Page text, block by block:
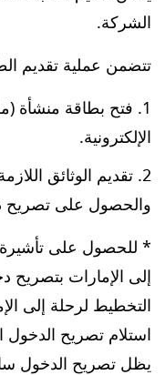
الشركة.
تتضمن عملية تقديم
فتح بطاقة منشأة
الإلكترونية.
تقديم الوثائق
والحصول على تصريح
* للحصول على
إلى الإمارات
التخطيط لرحلة إلى
استلام تصريح الدخول
يظل تصريح الدخول ساري